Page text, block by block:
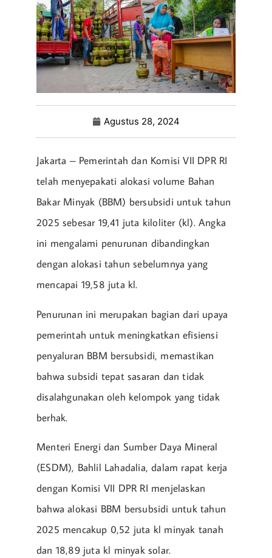
Agustus 28, 2024
Jakarta – Pemerintah dan Komisi VII DPR RI
telah menyepakati alokasi volume Bahan
Bakar Minyak (BBM) bersubsidi untuk tahun
2025 sebesar 19,41 juta kiloliter (kl). Angka
ini mengalami penurunan dibandingkan
dengan alokasi tahun sebelumnya yang
mencapai 19,58 juta kl.
Penurunan ini merupakan bagian dari upaya
pemerintah untuk meningkatkan efisiensi
penyaluran BBM bersubsidi, memastikan
bahwa subsidi tepat sasaran dan tidak
disalahgunakan oleh kelompok yang tidak
berhak.
Menteri Energi dan Sumber Daya Mineral
(ESDM), Bahlil Lahadalia, dalam rapat kerja
dengan Komisi VII DPR RI menjelaskan
bahwa alokasi BBM bersubsidi untuk tahun
2025 mencakup 0,52 juta kl minyak tanah
dan 18,89 juta kl minyak solar.